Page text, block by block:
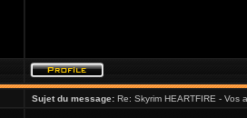
Sujet du message: Re: Skyrim HEARTFIRE - Vos